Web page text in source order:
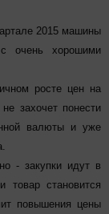
2015 машины
очень хорошими
росте цен на
захочет понести
валюты и уже
- закупки идут в
товар становится
повышения цены